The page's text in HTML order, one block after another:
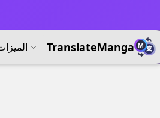
TranslateManga